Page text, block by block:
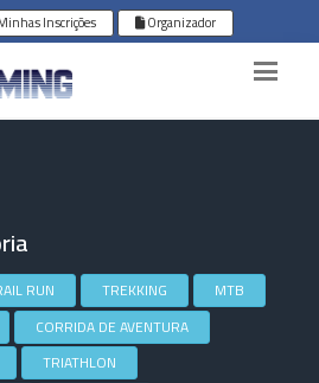
Inscrições Organizador
RUN TREKKING
MTB
CORRIDA DE AVENTURA
TRIATHLON